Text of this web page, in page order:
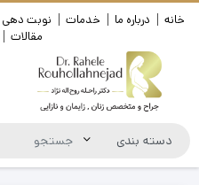
خانه درباره ما خدمات نوبت دهی
مقالات